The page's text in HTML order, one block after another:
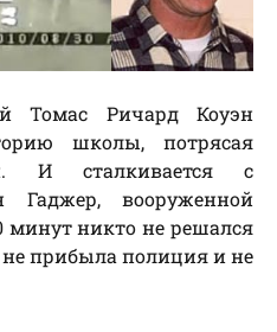
Томас Ричард Коуэн
школы, потрясая
И сталкивается с
Гаджер, вооруженной
никто не решался
не прибыла полиция и не